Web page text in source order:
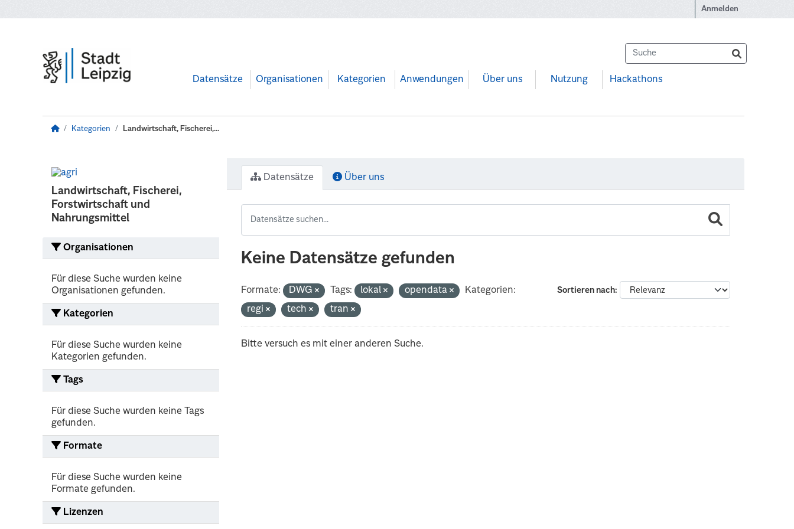
Anmelden
Datensätze Organisationen Kategorien Anwendungen Über uns Nutzung Hackathons
Kategorien Landwirtschaft, Fischerei,...
Landwirtschaft, Fischerei,
Forstwirtschaft und
Nahrungsmittel
Organisationen
Für diese Suche wurden keine
Organisationen gefunden.
Kategorien
Für diese Suche wurden keine
Kategorien gefunden.
Tags
Für diese Suche wurden keine Tags
gefunden.
Formate
Für diese Suche wurden keine
Formate gefunden.
Lizenzen
Datensätze Über uns
Keine Datensätze gefunden
Sortieren nach
Formate: DWG Tags: lokal opendata
Kategorien:
regi
tech tran
Bitte versuch es mit einer anderen Suche.